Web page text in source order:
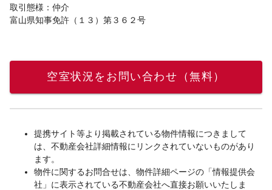
取引態様：仲介
富山県知事免許（１３）第３６２号
空室状況をお問い合わせ（無料）
提携サイト等より掲載されている物件情報につきまして
は、不動産会社詳細情報にリンクされていないものがあり
ます。
物件に関するお問合せは、物件詳細ページの「情報提供会
社」に表示されている不動産会社へ直接お願いいたしま